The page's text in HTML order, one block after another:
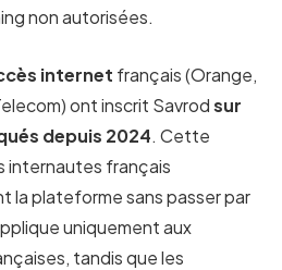
non autorisées.
internet français (Orange,
ont inscrit Savrodsur
depuis 2024. Cette
internautes français
la plateforme sans passer par
uniquement aux
tandis que les